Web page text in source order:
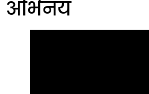
अभिनय